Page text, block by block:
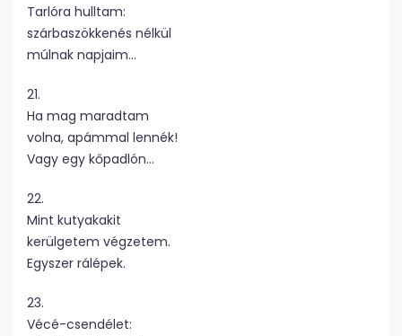
Tarlóra hulltam:
szárbaszökkenés nélkül
múlnak napjaim…
21.
Ha mag maradtam
volna, apámmal lennék!
Vagy egy kőpadlón…
22.
Mint kutyakakit
kerülgetem végzetem.
Egyszer rálépek.
23.
Vécé-csendélet: